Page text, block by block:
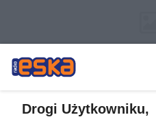
Drogi Użytkowniku,